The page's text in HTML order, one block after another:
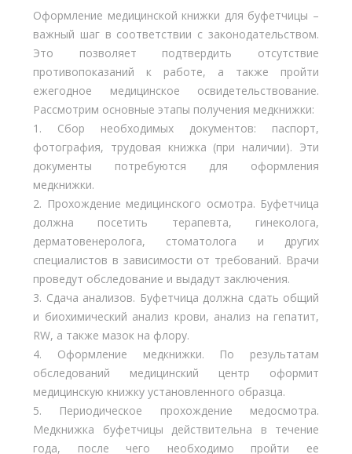
Оформление медицинской книжки для буфетчицы –
важный шаг в соответствии с законодательством.
Это позволяет подтвердить отсутствие
противопоказаний к работе, а также пройти
ежегодное медицинское освидетельствование.
Рассмотрим основные этапы получения медкнижки:
1. Сбор необходимых документов: паспорт,
фотография, трудовая книжка (при наличии). Эти
документы потребуются для оформления
медкнижки.
2. Прохождение медицинского осмотра. Буфетчица
должна посетить терапевта, гинеколога,
дерматовенеролога, стоматолога и других
специалистов в зависимости от требований. Врачи
проведут обследование и выдадут заключения.
3. Сдача анализов. Буфетчица должна сдать общий
и биохимический анализ крови, анализ на гепатит,
RW, а также мазок на флору.
4. Оформление медкнижки. По результатам
обследований медицинский центр оформит
медицинскую книжку установленного образца.
5. Периодическое прохождение медосмотра.
Медкнижка буфетчицы действительна в течение
года, после чего необходимо пройти ее